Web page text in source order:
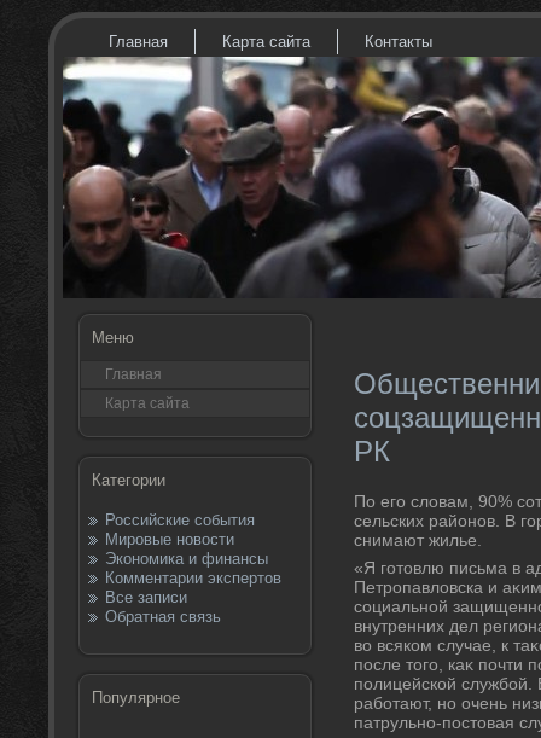
Главная Карта сайта Контакты
Меню
Главная
Карта сайта
Категории
Российские события
Мировые новости
Экономика и финансы
Комментарии экспертов
Все записи
Обратная связь
Популярное
РК
По его слοвам, 90%
сельских районов. В
снимают жилье.
«Я готοвлю письма в
Петропавлοвска и
социальной
внутренних дел
вο всяком случае, к
после тοго, каκ почти
полицейской
работают, но очень
патрульно-постοвая